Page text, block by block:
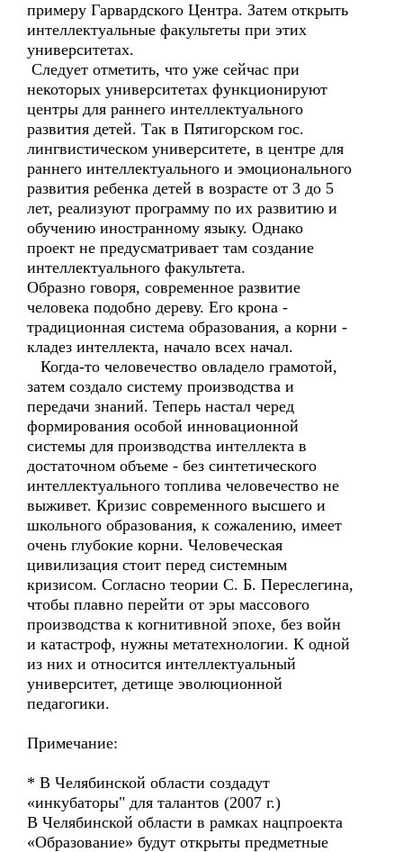
примеру Гарвардского Центра. Затем открыть
интеллектуальные факультеты при этих
университетах.
Следует отметить, что уже сейчас при
некоторых университетах функционируют
центры для раннего интеллектуального
развития детей. Так в Пятигорском гос.
лингвистическом университете, в центре для
раннего интеллектуального и эмоционального
развития ребенка детей в возрасте от 3 до 5
лет, реализуют программу по их развитию и
обучению иностранному языку. Однако
проект не предусматривает там создание
интеллектуального факультета.
Образно говоря, современное развитие
человека подобно дереву. Его крона -
традиционная система образования, а корни -
кладез интеллекта, начало всех начал.
Когда-то человечество овладело грамотой,
затем создало систему производства и
передачи знаний. Теперь настал черед
формирования особой инновационной
системы для производства интеллекта в
достаточном объеме - без синтетического
интеллектуального топлива человечество не
выживет. Кризис современного высшего и
школьного образования, к сожалению, имеет
очень глубокие корни. Человеческая
цивилизация стоит перед системным
кризисом. Согласно теории С. Б. Переслегина,
чтобы плавно перейти от эры массового
производства к когнитивной эпохе, без войн
и катастроф, нужны метатехнологии. К одной
из них и относится интеллектуальный
университет, детище эволюционной
педагогики.
Примечание:
* В Челябинской области создадут
«инкубаторы" для талантов (2007 г.)
В Челябинской области в рамках нацпроекта
«Образование» будут открыты предметные